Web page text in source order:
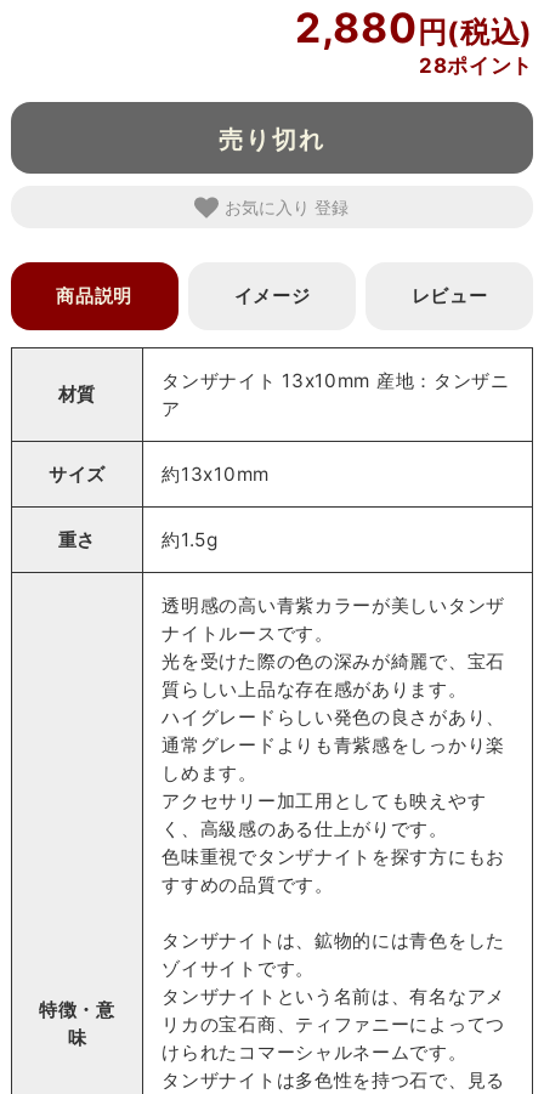
2,880
28ポイント
売り切れ
お気に入り
商品説明 イメージ レビュー
材質
タンザナイト 13x10mm 産地：タンザニ
ア
サイズ 約13x10mm
重さ 約1.5g
特徴・意
味
透明感の高い青紫カラーが美しいタンザ
ナイトルースです。
光を受けた際の色の深みが綺麗で、宝石
質らしい上品な存在感があります。
ハイグレードらしい発色の良さがあり、
通常グレードよりも青紫感をしっかり楽
しめます。
アクセサリー加工用としても映えやす
く、高級感のある仕上がりです。
色味重視でタンザナイトを探す方にもお
すすめの品質です。
タンザナイトは、鉱物的には青色をした
ゾイサイトです。
タンザナイトという名前は、有名なアメ
リカの宝石商、ティファニーによってつ
けられたコマーシャルネームです。
タンザナイトは多色性を持つ石で、見る